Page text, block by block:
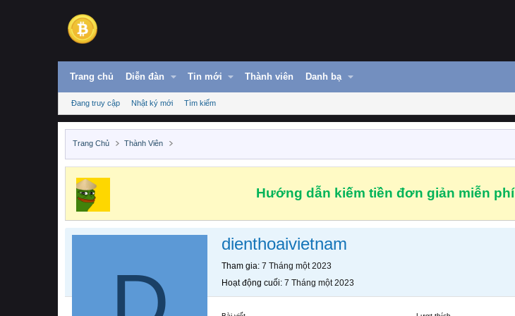
Trang chủ Diễn đàn Tin mới Thành viên Danh bạ
Đang truy cập Nhật ký mới Tìm kiếm
Trang Chủ Thành Viên
Hướng dẫn kiếm tiền đơn giản miễn phí
dienthoaivietnam
Tham gia 7 Tháng một 2023
Hoạt động cuối 7 Tháng một 2023